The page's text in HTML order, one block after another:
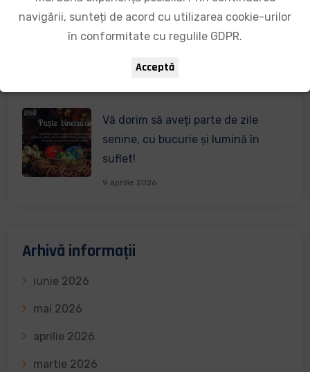
1 Mai – Împreună construim un
1 mai 2026
Vă dorim să aveți parte de zile
senine, cu bucurie și lumină în
suflet!
9 aprilie 2026
Arhivă informații
iunie 2026
mai 2026
aprilie 2026
martie 2026
navigării, sunteți de acord cu utilizarea cookie-urilor
în conformitate cu regulile GDPR.
Acceptă